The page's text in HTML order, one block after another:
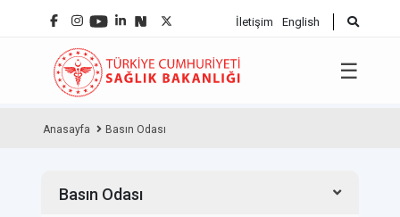
İletişim English
☰
Anasayfa Basın Odası
Basın Odası